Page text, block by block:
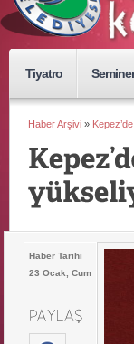
Tiyatro
Haber Arşivi »
Haber Tarihi
23 Ocak, Cum